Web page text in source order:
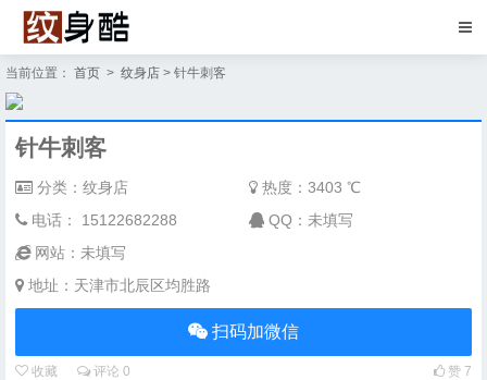
当前位置： 首页 > 纹身店 > 针牛刺客
针牛刺客
分类：纹身店 热度： 3403 ℃
电话： 15122682288
QQ：未填写
网站：未填写
地址：天津市北辰区均胜路
扫码加微信
赞 7
收藏 评论 0